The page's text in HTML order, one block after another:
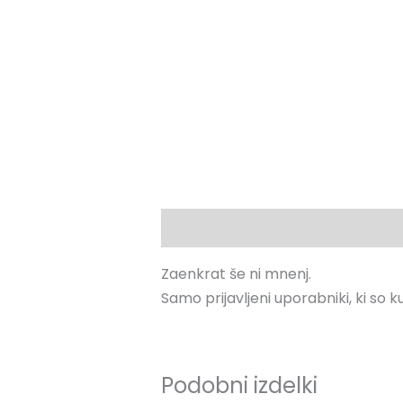
Zaenkrat še ni mnenj.
Samo prijavljeni uporabniki, ki so
Podobni izdelki